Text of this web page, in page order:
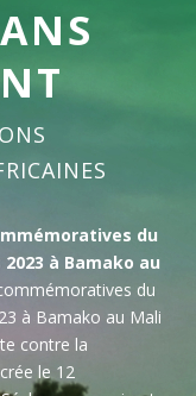
du
à Bamako au
du
à Bamako au Mali
contre la
le 12